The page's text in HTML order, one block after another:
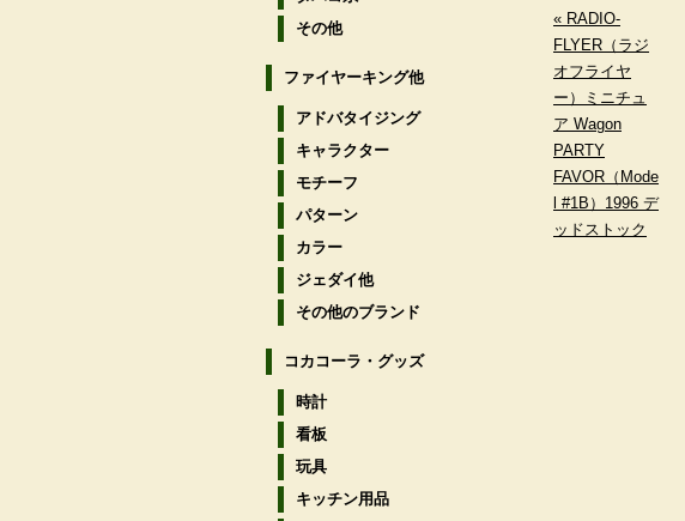
« RADIO-
FLYER（ラジ
オフライヤ
ー）ミニチュ
ア Wagon
PARTY
FAVOR（Mode
l #1B）1996 デ
ッドストック
その他
ファイヤーキング他
アドバタイジング
キャラクター
モチーフ
パターン
カラー
ジェダイ他
その他のブランド
コカコーラ・グッズ
時計
看板
玩具
キッチン用品